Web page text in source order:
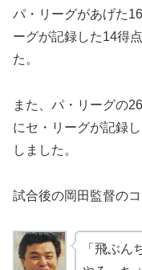
パ・リーグがあげた
ーグが記録した14得
た。
また、パ・リーグの
にセ・リーグが記録
しました。
試合後の岡田監督の
「飛ぶん